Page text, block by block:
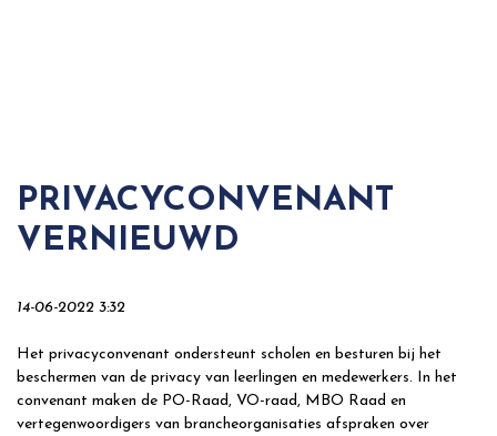
PRIVACYCONVENANT
VERNIEUWD
14-06-2022 3:32
Het privacyconvenant ondersteunt scholen en besturen bij het
beschermen van de privacy van leerlingen en medewerkers. In het
convenant maken de PO-Raad, VO-raad, MBO Raad en
vertegenwoordigers van brancheorganisaties afspraken over